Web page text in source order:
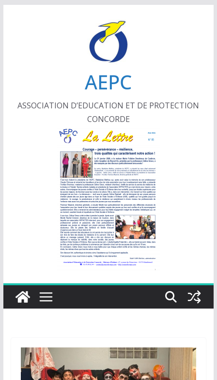
AEPC
ASSOCIATION D’EDUCATION ET DE PROTECTION
CONCORDE